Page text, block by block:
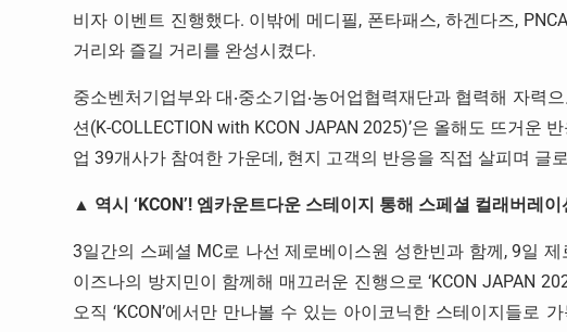
비자 이벤트 진행했다. 이밖에 메디필, 폰타패스, 하겐다즈,
거리와 즐길 거리를 완성시켰다.
중소벤처기업부와 대‧중소기업‧농어업협력재단과 협력해 자력
션(K-COLLECTION with KCON JAPAN 2025)’은 올해도 뜨거운
업 39개사가 참여한 가운데, 현지 고객의 반응을 직접 살피며 글
▲ 역시 ‘KCON’! 엠카운트다운 스테이지 통해 스페셜 컬래버레
3일간의 스페셜 MC로 나선 제로베이스원 성한빈과 함께, 9일
이즈나의 방지민이 함께해 매끄러운 진행으로 ‘KCON JAPAN
오직 ‘KCON’에서만 만나볼 수 있는 아이코닉한 스테이지들로